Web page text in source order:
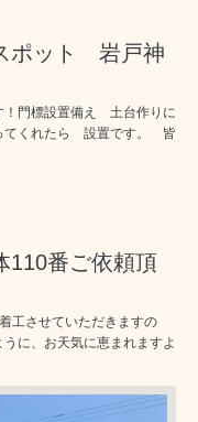
ポット 岩戸神
門標設置備え 土台作りに
てくれたら 設置です。 皆
110番ご依頼頂
工させていただきますの
に、お天気に恵まれますよ